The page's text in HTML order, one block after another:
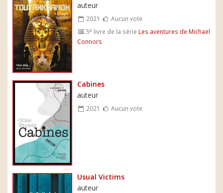
auteur
2021
Aucun vote
5e livre de la série Les aventures de Michael
Connors
Cabines
auteur
2021 Aucun vote
Usual Victims
auteur